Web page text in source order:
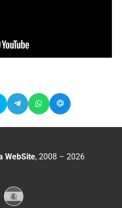
WebSite, 2008 – 2026